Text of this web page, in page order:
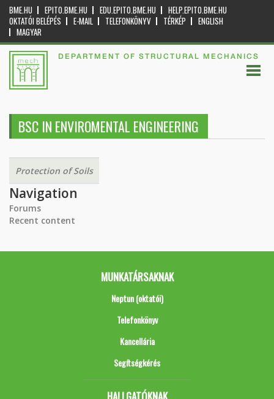
BME.HU EPITO.BME.HU EDU.EPITO.BME.HU
HELP.EPITO.BME.HU
OKTATÓI BELÉPÉS
E-MAIL TELEFONKÖNYV TÉRKÉP
ENGLISH
MAGYAR
DEPARTMENT OF STRUCTURAL MECHANICS
BSC IN ENVIROMENTAL ENGINEERING
Protection of Soils
Navigation
Forums
Recent content
MUNKATÁRSAKNAK
Neptun (oktatói)
Telefonkönyv
Kancellária
Segítségkérés